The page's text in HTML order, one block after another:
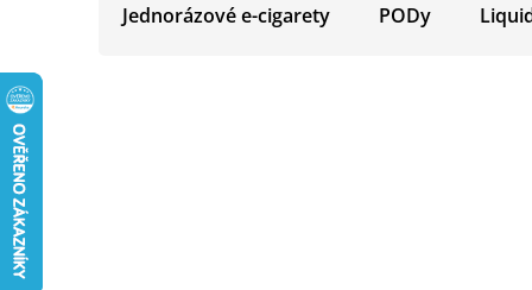
Jednorázové e-cigarety PODy